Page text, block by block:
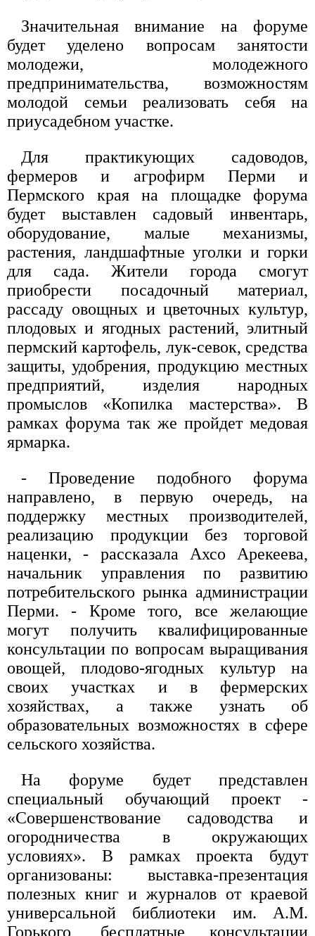
Значительная внимание на форуме
будет уделено вопросам занятости
молодежи, молодежного
предпринимательства, возможностям
молодой семьи реализовать себя на
приусадебном участке.
Для практикующих садоводов,
фермеров и агрофирм Перми и
Пермского края на площадке форума
будет выставлен садовый инвентарь,
оборудование, малые механизмы,
растения, ландшафтные уголки и горки
для сада. Жители города смогут
приобрести посадочный материал,
рассаду овощных и цветочных культур,
плодовых и ягодных растений, элитный
пермский картофель, лук-севок, средства
защиты, удобрения, продукцию местных
предприятий, изделия народных
промыслов «Копилка мастерства». В
рамках форума так же пройдет медовая
ярмарка.
- Проведение подобного форума
направлено, в первую очередь, на
поддержку местных производителей,
реализацию продукции без торговой
наценки, - рассказала Ахсо Арекеева,
начальник управления по развитию
потребительского рынка администрации
Перми. - Кроме того, все желающие
могут получить квалифицированные
консультации по вопросам выращивания
овощей, плодово-ягодных культур на
своих участках и в фермерских
хозяйствах, а также узнать об
образовательных возможностях в сфере
сельского хозяйства.
На форуме будет представлен
специальный обучающий проект -
«Совершенствование садоводства и
огородничества в окружающих
условиях». В рамках проекта будут
организованы: выставка-презентация
полезных книг и журналов от краевой
универсальной библиотеки им. А.М.
Горького, бесплатные консультации